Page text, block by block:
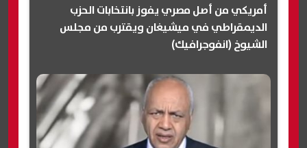
أمريكي من أصل مصري يفوز بانتخابات الحزب
الديمقراطي في ميشيغان ويقترب من مجلس
الشيوخ (انفوجرافيك)